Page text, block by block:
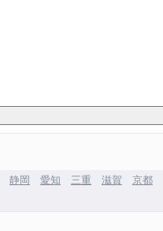
静岡 愛知 三重 滋賀 京都